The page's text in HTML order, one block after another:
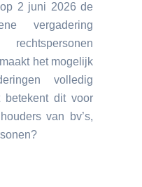
2 juni 2026 de
vergadering
het mogelijk
volledig
betekent dit voor
van bv’s,